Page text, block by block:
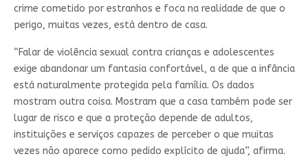
crime cometido por estranhos e foca na realidade de que o
perigo, muitas vezes, está dentro de casa.
“Falar de violência sexual contra crianças e adolescentes
exige abandonar um fantasia confortável, a de que a infância
está naturalmente protegida pela família. Os dados
mostram outra coisa. Mostram que a casa também pode ser
lugar de risco e que a proteção depende de adultos,
instituições e serviços capazes de perceber o que muitas
vezes não aparece como pedido explícito de ajuda”, afirma.